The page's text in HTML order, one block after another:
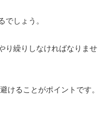
しょう。
り繰りしなければなりませ
けることがポイントです。